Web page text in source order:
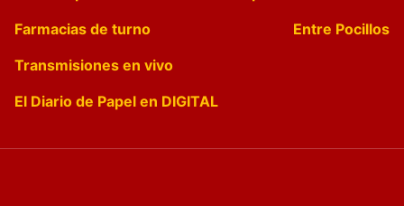
Farmacias de turno
Entre Pocillos
Transmisiones en vivo
El Diario de Papel en DIGITAL